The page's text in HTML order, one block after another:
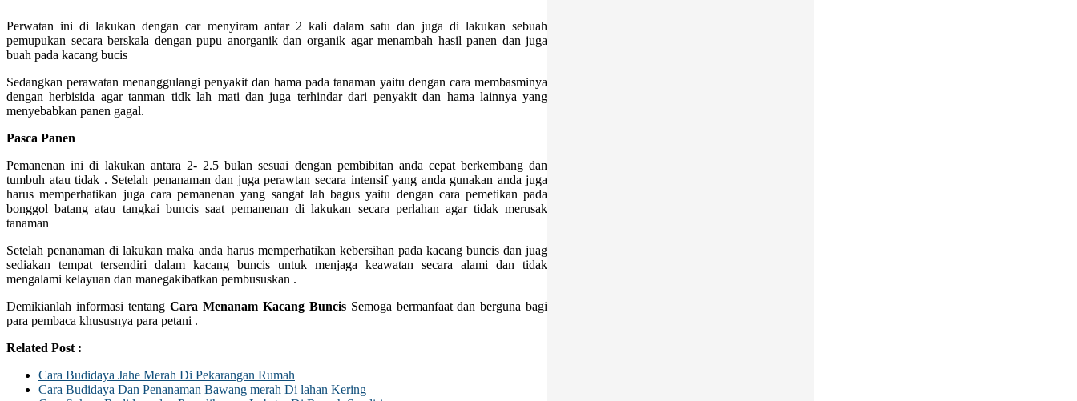
Perwatan ini di lakukan dengan car menyiram antar 2 kali dalam satu dan juga di lakukan sebuah
pemupukan secara berskala dengan pupu anorganik dan organik agar menambah hasil panen dan juga
buah pada kacang bucis
Sedangkan perawatan menanggulangi penyakit dan hama pada tanaman yaitu dengan cara membasminya
dengan herbisida agar tanman tidk lah mati dan juga terhindar dari penyakit dan hama lainnya yang
menyebabkan panen gagal.
Pasca Panen
Pemanenan ini di lakukan antara 2- 2.5 bulan sesuai dengan pembibitan anda cepat berkembang dan
tumbuh atau tidak . Setelah penanaman dan juga perawtan secara intensif yang anda gunakan anda juga
harus memperhatikan juga cara pemanenan yang sangat lah bagus yaitu dengan cara pemetikan pada
bonggol batang atau tangkai buncis saat pemanenan di lakukan secara perlahan agar tidak merusak
tanaman
Setelah penanaman di lakukan maka anda harus memperhatikan kebersihan pada kacang buncis dan juag
sediakan tempat tersendiri dalam kacang buncis untuk menjaga keawatan secara alami dan tidak
mengalami kelayuan dan manegakibatkan pembususkan .
Demikianlah informasi tentang Cara Menanam Kacang Buncis Semoga bermanfaat dan berguna bagi
para pembaca khususnya para petani .
Related Post :
Cara Budidaya Jahe Merah Di Pekarangan Rumah
Cara Budidaya Dan Penanaman Bawang merah Di lahan Kering